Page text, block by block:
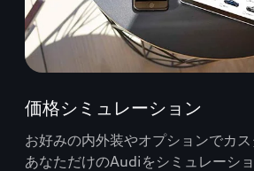
価格シミュレーション
お好みの内外装やオプションでカス
あなただけのAudiをシミュレーシ